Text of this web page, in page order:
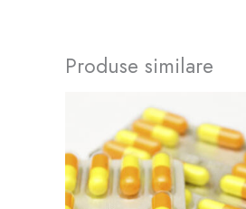
Produse similare